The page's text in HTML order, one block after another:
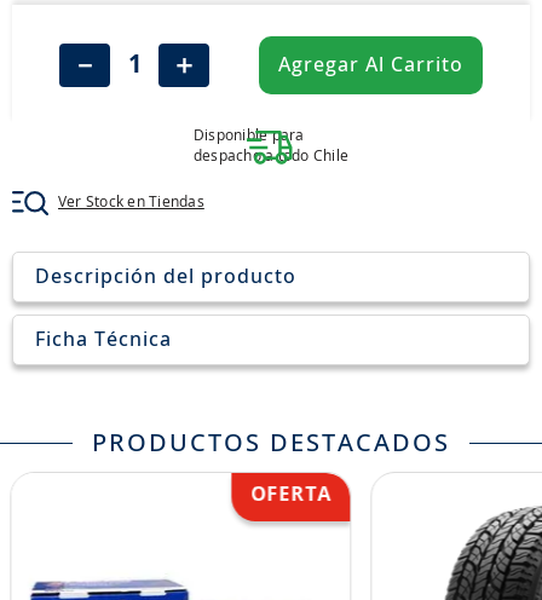
＋
－ Agregar Al Carrito
Disponible para
despacho a todo Chile
Ver Stock en Tiendas
Descripción del producto
Ficha Técnica
PRODUCTOS DESTACADOS
9.
235
john deere